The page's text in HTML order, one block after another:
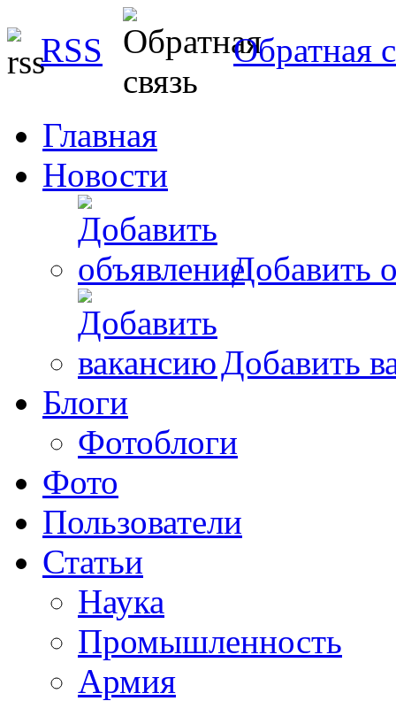
RSS Обратная
Главная
Новости
Добавить
Добавить
Блоги
Фотоблоги
Фото
Пользователи
Статьи
Наука
Промышленность
Армия